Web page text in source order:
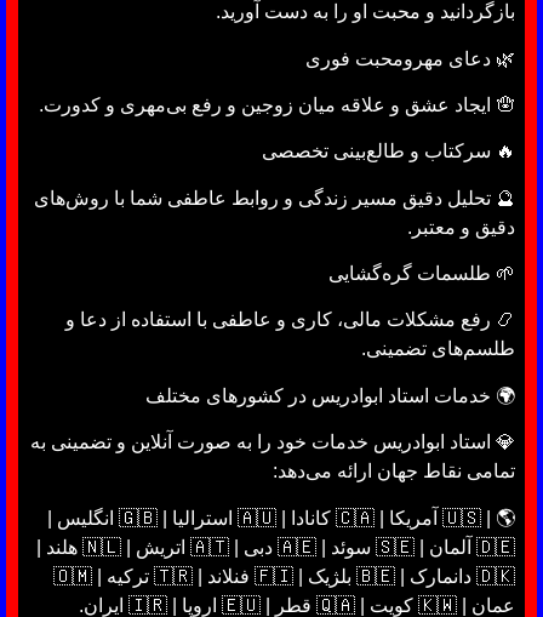
بازگردانید و محبت او را به دست آورید.
🌿 دعای مهرومحبت فوری
🪬 ایجاد عشق و علاقه میان زوجین و رفع بی‌مهری و کدورت.
🔥 سرکتاب و طالع‌بینی تخصصی
🔮 تحلیل دقیق مسیر زندگی و روابط عاطفی شما با روش‌های
دقیق و معتبر.
🌱 طلسمات گره‌گشایی
📿 رفع مشکلات مالی، کاری و عاطفی با استفاده از دعا و
طلسم‌های تضمینی.
🌍 خدمات استاد ابوادریس در کشورهای مختلف
💎 استاد ابوادریس خدمات خود را به صورت آنلاین و تضمینی به
تمامی نقاط جهان ارائه می‌دهد:
🌎 | 🇺🇸 آمریکا | 🇨🇦 کانادا | 🇦🇺 استرالیا | 🇬🇧 انگلیس |
🇩🇪 آلمان | 🇸🇪 سوئد | 🇦🇪 دبی | 🇦🇹 اتریش | 🇳🇱 هلند |
🇩🇰 دانمارک | 🇧🇪 بلژیک | 🇫🇮 فنلاند | 🇹🇷 ترکیه | 🇴🇲
عمان | 🇰🇼 کویت | 🇶🇦 قطر | 🇪🇺 اروپا | 🇮🇷 ایران.